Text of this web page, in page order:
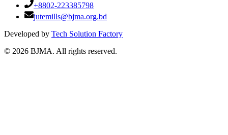
+8802-223385798
jutemills@bjma.org.bd
Developed by Tech Solution Factory
© 2026 BJMA. All rights reserved.